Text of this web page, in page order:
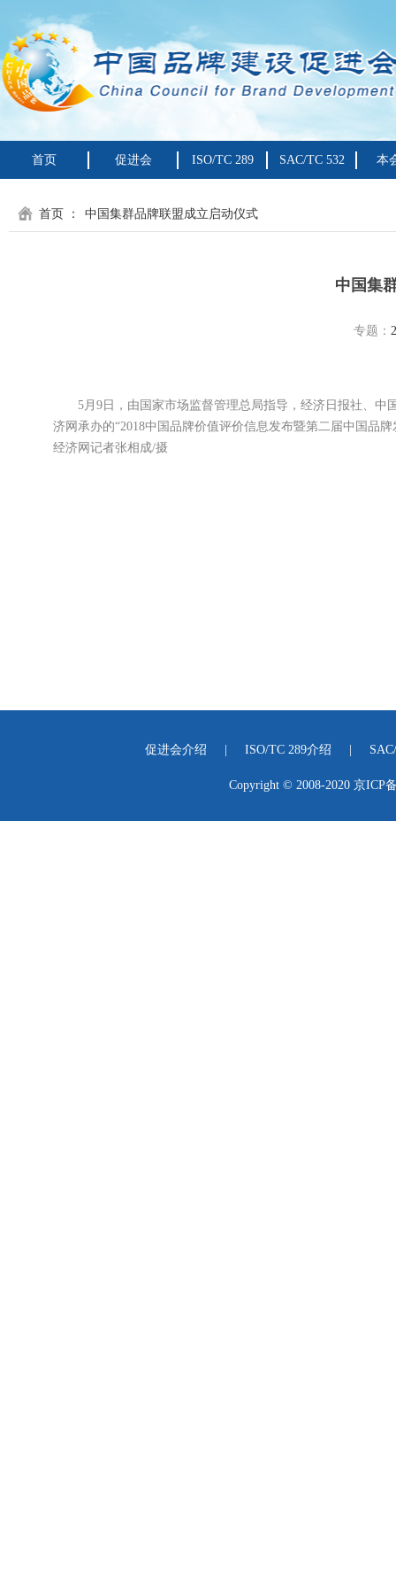
首页 促进会 ISO/TC 289 SAC/TC 532 本
首页 ： 中国集群品牌联盟成立启动仪式
中国集
专题：
5月9日，由国家市场监督管理总局指导，经济日报社、中
济网承办的“2018中国品牌价值评价信息发布暨第二届中国品
经济网记者张相成/摄
促进会介绍 ISO/TC 289介绍
Copyright © 2008-2020 京ICP